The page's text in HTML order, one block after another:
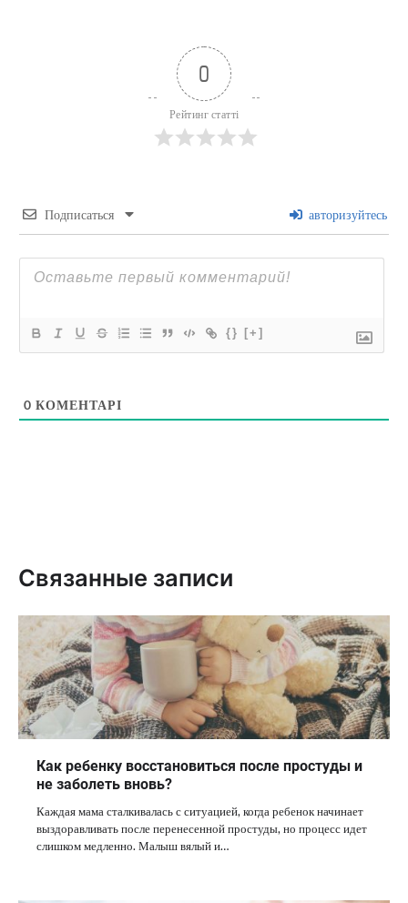
0
Рейтинг статті
Подписаться авторизуйтесь
{} [+]
0 КОМЕНТАРІ
Связанные записи
Как ребенку восстановиться после простуды и
не заболеть вновь?
Каждая мама сталкивалась с ситуацией, когда ребенок начинает
выздоравливать после перенесенной простуды, но процесс идет
слишком медленно. Малыш вялый и…